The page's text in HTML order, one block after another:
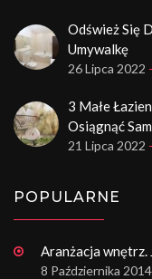
Odśwież Się
Umywalkę
26 Lipca 2022
3 Małe
Osiągnąć
21 Lipca 2022
POPULARNE
Aranżacja wnętrz.
8 Października 2014